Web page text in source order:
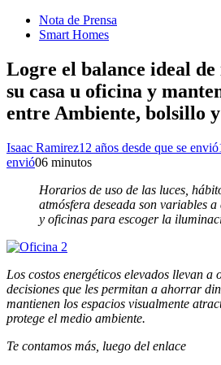
Nota de Prensa
Smart Homes
Logre el balance ideal
su casa u oficina y
entre Ambiente, bolsillo
Isaac Ramirez12 años desde que se envió
envió06 minutos
Horarios de uso de las luces,
atmósfera deseada son variables
y oficinas para escoger la
Los costos energéticos elevados llevan a
decisiones que les permitan a ahorrar
mantienen los espacios visualmente
protege el medio ambiente.
Te contamos más, luego del enlace